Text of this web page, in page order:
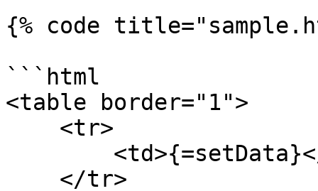
{% code
```html
<table border="1">